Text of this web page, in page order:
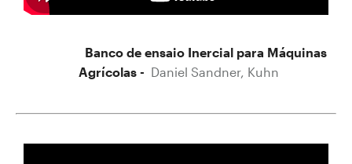
Banco de ensaio Inercial para Máquinas
Agrícolas - Daniel Sandner, Kuhn